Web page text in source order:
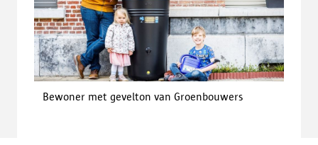
Bewoner met gevelton van Groenbouwers